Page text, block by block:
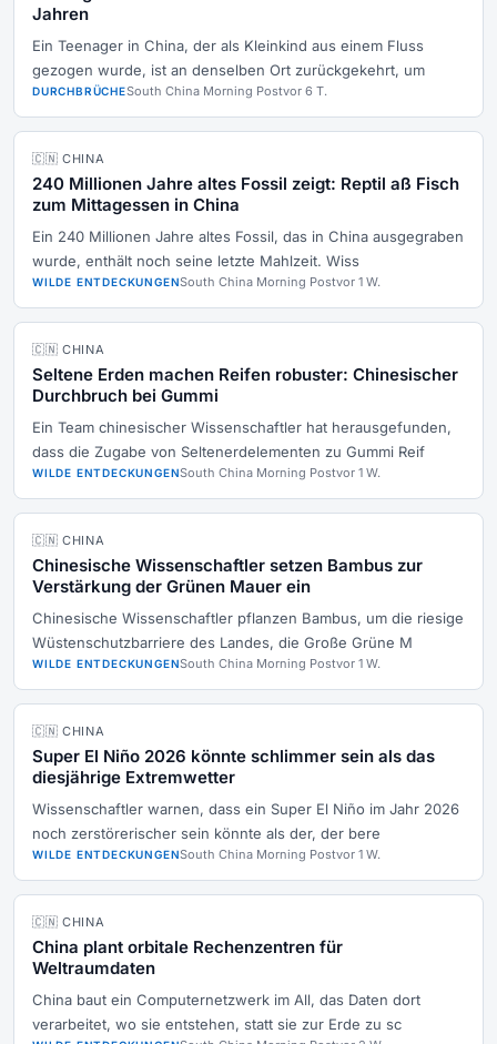
Jahren
Ein Teenager in China, der als Kleinkind aus einem Fluss
gezogen wurde, ist an denselben Ort zurückgekehrt, um
DURCHBRÜCHESouth China Morning Postvor 6 T.
🇨🇳 CHINA
240 Millionen Jahre altes Fossil zeigt: Reptil aß Fisch
zum Mittagessen in China
Ein 240 Millionen Jahre altes Fossil, das in China ausgegraben
wurde, enthält noch seine letzte Mahlzeit. Wiss
WILDE ENTDECKUNGENSouth China Morning Postvor 1 W.
🇨🇳 CHINA
Seltene Erden machen Reifen robuster: Chinesischer
Durchbruch bei Gummi
Ein Team chinesischer Wissenschaftler hat herausgefunden,
dass die Zugabe von Seltenerdelementen zu Gummi Reif
WILDE ENTDECKUNGENSouth China Morning Postvor 1 W.
🇨🇳 CHINA
Chinesische Wissenschaftler setzen Bambus zur
Verstärkung der Grünen Mauer ein
Chinesische Wissenschaftler pflanzen Bambus, um die riesige
Wüstenschutzbarriere des Landes, die Große Grüne M
WILDE ENTDECKUNGENSouth China Morning Postvor 1 W.
🇨🇳 CHINA
Super El Niño 2026 könnte schlimmer sein als das
diesjährige Extremwetter
Wissenschaftler warnen, dass ein Super El Niño im Jahr 2026
noch zerstörerischer sein könnte als der, der bere
WILDE ENTDECKUNGENSouth China Morning Postvor 1 W.
🇨🇳 CHINA
China plant orbitale Rechenzentren für
Weltraumdaten
China baut ein Computernetzwerk im All, das Daten dort
verarbeitet, wo sie entstehen, statt sie zur Erde zu sc